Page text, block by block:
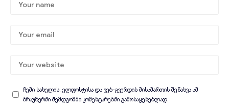
ჩემი სახელის. ელფოსტისა და ვებ-გვერდის მისამართის შენახვა ამ
ბრაუზერში შემდგომში კომენტარებში გამოსაყენებლად.